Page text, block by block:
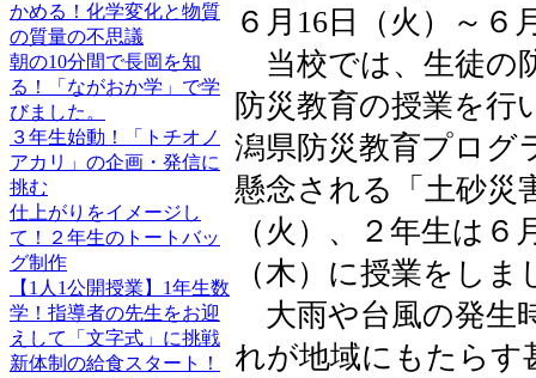
かめる！化学変化と物質
の質量の不思議
朝の10分間で長岡を知
る！「ながおか学」で学
びました。
３年生始動！「トチオノ
アカリ」の企画・発信に
挑む
仕上がりをイメージし
て！２年生のトートバッ
グ制作
【1人1公開授業】1年生数
学！指導者の先生をお迎
えして「文字式」に挑戦
新体制の給食スタート！
６月16日（火）～６
当校では、生徒の
防災教育の授業を行
潟県防災教育プログ
懸念される「土砂災
（火）、２年生は
（木）に授業をしま
大雨や台風の発生
れが地域にもたらす